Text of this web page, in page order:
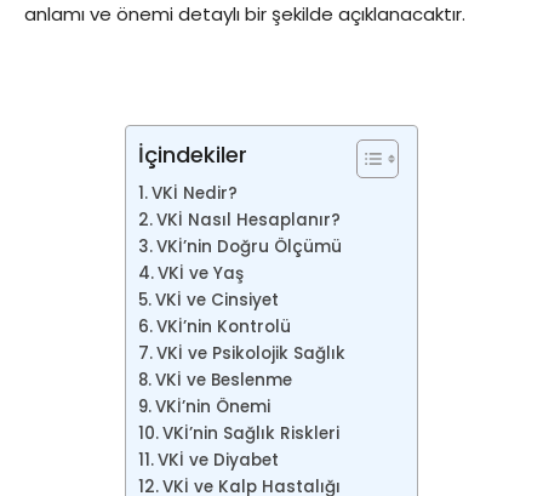
anlamı ve önemi detaylı bir şekilde açıklanacaktır.
İçindekiler
VKİ Nedir?
VKİ Nasıl Hesaplanır?
VKİ’nin Doğru Ölçümü
VKİ ve Yaş
VKİ ve Cinsiyet
VKİ’nin Kontrolü
VKİ ve Psikolojik Sağlık
VKİ ve Beslenme
VKİ’nin Önemi
VKİ’nin Sağlık Riskleri
VKİ ve Diyabet
VKİ ve Kalp Hastalığı